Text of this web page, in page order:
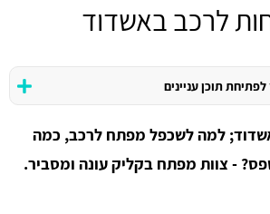
לרכב באשדוד
תוכן עניינים
למה לשכפל מפתח לרכב, כמה
- צוות מפתח בקליק עונה ומסביר.